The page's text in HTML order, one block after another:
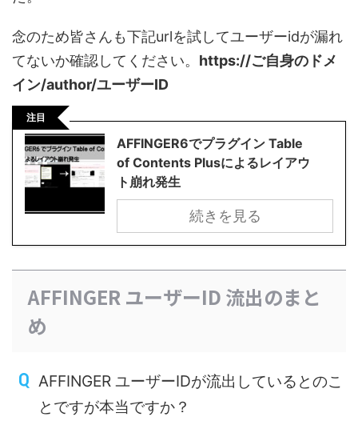
念のため皆さんも下記urlを試してユーザーidが漏れ
てないか確認してください。 https://ご自身のドメ
イン/author/ユーザーID
注目
AFFINGER6でプラグイン Table
of Contents Plusによるレイアウ
ト崩れ発生
続きを見る
AFFINGER ユーザーID 流出のまと
め
AFFINGER ユーザーIDが流出しているとのこ
とですが本当ですか？